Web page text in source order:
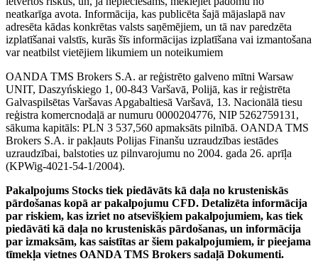
neatkarīga avota. Informācija, kas publicēta šajā mājaslapā nav
adresēta kādas konkrētas valsts saņēmējiem, un tā nav paredzēta
izplatīšanai valstīs, kurās šīs informācijas izplatīšana vai izmantošana
var neatbilst vietējiem likumiem un noteikumiem
OANDA TMS Brokers S.A. ar reģistrēto galveno mītni Warsaw
UNIT, Daszyńskiego 1, 00-843 Varšavā, Polijā, kas ir reģistrēta
Galvaspilsētas Varšavas Apgabaltiesā Varšavā, 13. Nacionālā tiesu
reģistra komercnodaļā ar numuru 0000204776, NIP 5262759131,
sākuma kapitāls: PLN 3 537,560 apmaksāts pilnībā. OANDA TMS
Brokers S.A. ir pakļauts Polijas Finanšu uzraudzības iestādes
uzraudzībai, balstoties uz pilnvarojumu no 2004. gada 26. aprīļa
(KPWig-4021-54-1/2004).
Pakalpojums Stocks tiek piedāvāts kā daļa no krusteniskās
pārdošanas kopā ar pakalpojumu CFD. Detalizēta informācija
par riskiem, kas izriet no atsevišķiem pakalpojumiem, kas tiek
piedāvāti kā daļa no krusteniskās pārdošanas, un informācija
par izmaksām, kas saistītas ar šiem pakalpojumiem, ir pieejama
tīmekļa vietnes OANDA TMS Brokers sadaļā Dokumenti.